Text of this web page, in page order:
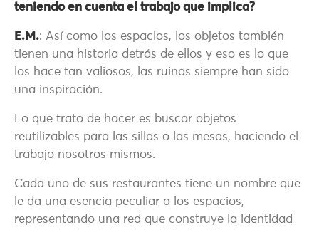
teniendo en cuenta el trabajo que implica?
E.M.: Así como los espacios, los objetos también
tienen una historia detrás de ellos y eso es lo que
los hace tan valiosos, las ruinas siempre han sido
una inspiración.
Lo que trato de hacer es buscar objetos
reutilizables para las sillas o las mesas, haciendo el
trabajo nosotros mismos.
Cada uno de sus restaurantes tiene un nombre que
le da una esencia peculiar a los espacios,
representando una red que construye la identidad